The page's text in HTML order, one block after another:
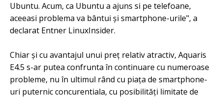
Ubuntu. Acum, ca Ubuntu a ajuns si pe telefoane,
aceeasi problema va bântui și smartphone-urile", a
declarat Entner LinuxInsider.
Chiar și cu avantajul unui preț relativ atractiv, Aquaris
E4.5 s-ar putea confrunta în continuare cu numeroase
probleme, nu în ultimul rând cu piața de smartphone-
uri puternic concurentiala, cu posibilități limitate de